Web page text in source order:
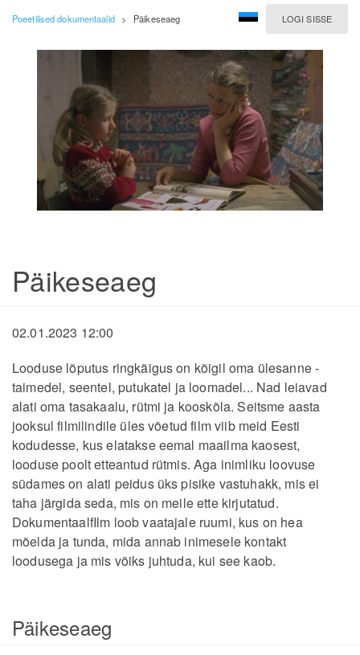
LOGI SISSE
Poeetilised dokumentaalid > Päikeseaeg
Päikeseaeg
02.01.2023 12:00
Looduse lõputus ringkäigus on kõigil oma ülesanne -
taimedel, seentel, putukatel ja loomadel... Nad leiavad
alati oma tasakaalu, rütmi ja kooskõla. Seitsme aasta
jooksul filmilindile üles võetud film viib meid Eesti
kodudesse, kus elatakse eemal maailma kaosest,
looduse poolt etteantud rütmis. Aga inimliku loovuse
südames on alati peidus üks pisike vastuhakk, mis ei
taha järgida seda, mis on meile ette kirjutatud.
DokumentaalfIlm loob vaatajale ruumi, kus on hea
mõelda ja tunda, mida annab inimesele kontakt
loodusega ja mis võiks juhtuda, kui see kaob.
Päikeseaeg